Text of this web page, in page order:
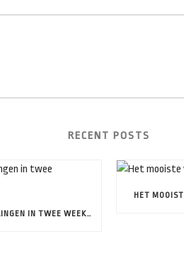
RECENT POSTS
ACHT VOORSTELLINGEN IN TWEE WEEKENDEN!
HET